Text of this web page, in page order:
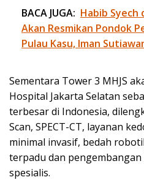
BACA JUGA: Habib Syech
Akan Resmikan Pondok
Pulau Kasu, Iman
Sementara Tower 3 MHJS
Hospital Jakarta Selatan
terbesar di Indonesia,
Scan, SPECT-CT, layanan
minimal invasif, bedah
terpadu dan
spesialis.